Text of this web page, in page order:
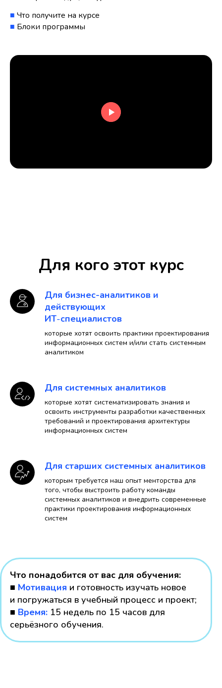
■ Что получите на курсе
■ Блоки программы
Для кого этот курс
Для бизнес-аналитиков и
действующих
ИТ-специалистов
которые хотят освоить практики проектирования
информационных систем и/или стать системным
аналитиком
Для системных аналитиков
которые хотят систематизировать знания и
освоить инструменты разработки качественных
требований и проектирования архитектуры
информационных систем
Для старших системных аналитиков
которым требуется наш опыт менторства для
того, чтобы выстроить работу команды
системных аналитиков и внедрить современные
практики проектирования информационных
систем
Что понадобится от вас для обучения:
■ Мотивация и готовность изучать новое
и погружаться в учебный процесс и проект;
■ Время: 15 недель по 15 часов для
серьёзного обучения.